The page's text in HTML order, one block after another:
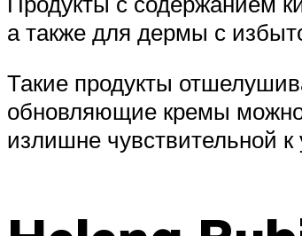
а также для дермы с
Такие продукты
обновляющие кремы можно
излишне чувствительной к